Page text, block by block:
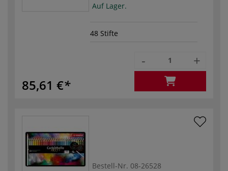
Auf Lager.
48 Stifte
85,61 €
- +
Bestell-Nr. 08-26528